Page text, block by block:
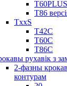
T60PLUS
Т86
TxxS
Т42С
Т60С
Т86С
рухавік з
2-фазны
контурам